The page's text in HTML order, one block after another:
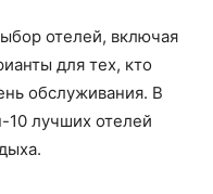
отелей, включая
для тех, кто
обслуживания. В
10 лучших отелей